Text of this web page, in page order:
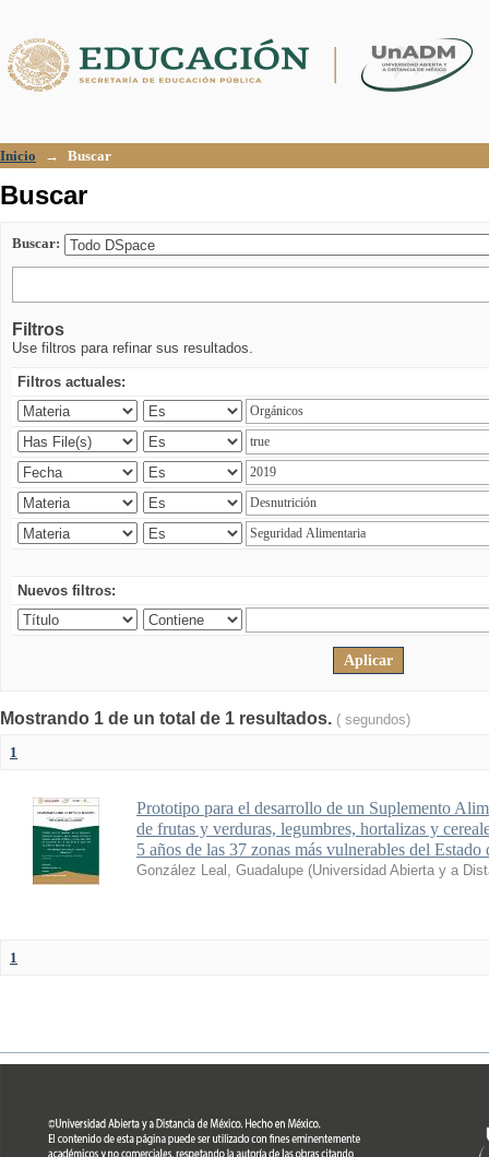
Inicio → Buscar
Buscar
Buscar:
Filtros
Use filtros para refinar sus resultados.
Filtros actuales:
Nuevos filtros:
Mostrando 1 de un total de 1 resultados. ( segundos)
1
Prototipo para el desarrollo de un Suplemento
de frutas y verduras, legumbres, hortalizas y
5 años de las 37 zonas más vulnerables del
González Leal, Guadalupe (Universidad Abierta y a
1